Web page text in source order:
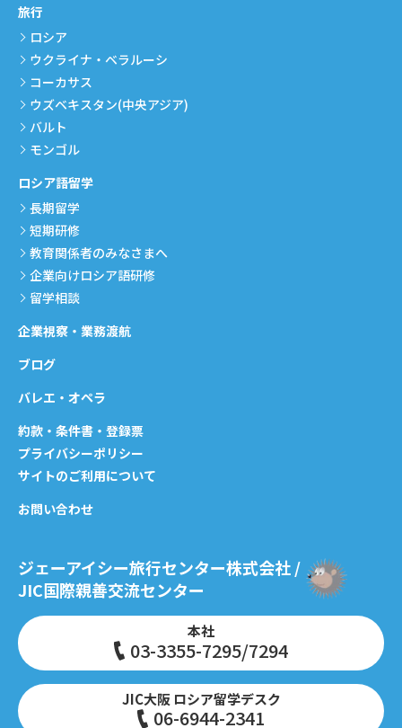
旅行
ロシア
ウクライナ・ベラルーシ
コーカサス
ウズベキスタン(中央アジア)
バルト
モンゴル
ロシア語留学
長期留学
短期研修
教育関係者のみなさまへ
企業向けロシア語研修
留学相談
企業視察・業務渡航
ブログ
バレエ・オペラ
約款・条件書・登録票
プライバシーポリシー
サイトのご利用について
お問い合わせ
ジェーアイシー旅行センター株式会社 /
JIC国際親善交流センター
本社
03-3355-7295/7294
JIC大阪 ロシア留学デスク
06-6944-2341